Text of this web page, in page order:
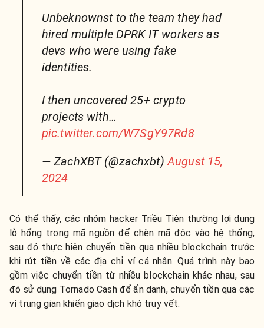
Unbeknownst to the team they had
hired multiple DPRK IT workers as
devs who were using fake
identities.
I then uncovered 25+ crypto
projects with…
pic.twitter.com/W7SgY97Rd8
— ZachXBT (@zachxbt)August 15,
2024
Có thể thấy, các nhóm hacker Triều Tiên thường lợi dụng
lỗ hổng trong mã nguồn để chèn mã độc vào hệ thống,
sau đó thực hiện chuyển tiền qua nhiều blockchain trước
khi rút tiền về các địa chỉ ví cá nhân. Quá trình này bao
gồm việc chuyển tiền từ nhiều blockchain khác nhau, sau
đó sử dụng Tornado Cash để ẩn danh, chuyển tiền qua các
ví trung gian khiến giao dịch khó truy vết.